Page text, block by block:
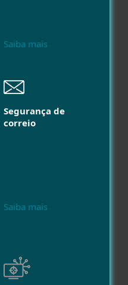
Saiba mais
Segurança de
correio
Saiba mais